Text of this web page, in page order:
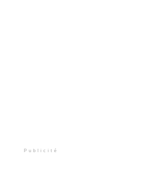
Publicité